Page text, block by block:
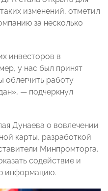
изменений, отметил
за несколько
инвесторов в
у нас был принят
облегчить работу
— подчеркнул
Дунаева о вовлечении
карты, разработкой
Минпромторга,
содействие и
информацию.